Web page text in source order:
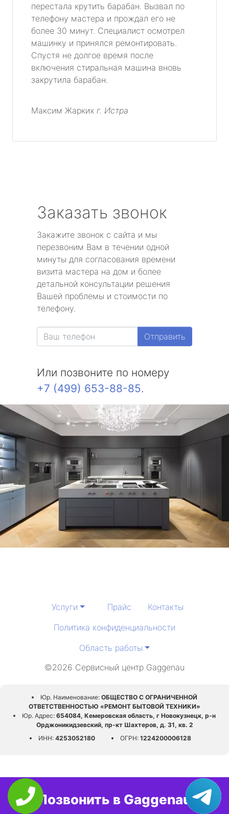
перестала крутить барабан. Вызвал по
телефону мастера и прождал его не
более 30 минут. Специалист осмотрел
машинку и принялся ремонтировать.
Спустя не долгое время после
включения стиральная машина вновь
закрутила барабан.
Максим Жарких г. Истра
Заказать звонок
Закажите звонок с сайта и мы
перезвоним Вам в течении одной
минуты для согласования времени
визита мастера на дом и более
детальной консультации решения
Вашей проблемы и стоимости по
телефону.
Отправить
Или позвоните по номеру
+7 (499) 653-88-85.
Услуги Прайс
Контакты
Политика конфиденциальности
Область работы
©2026 Сервисный центр Gaggenau
Юр. Наименование: ОБЩЕСТВО С ОГРАНИЧЕННОЙ
ОТВЕТСТВЕННОСТЬЮ «РЕМОНТ БЫТОВОЙ ТЕХНИКИ»
Юр. Адрес: 654084, Кемеровская область, г Новокузнецк, р-н
Орджоникидзевский, пр-кт Шахтеров, д. 31, кв. 2
ИНН: 4253052180 ОГРН: 1224200006128
Позвонить в Gaggenau